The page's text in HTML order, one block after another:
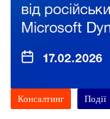
Консалтинг Події